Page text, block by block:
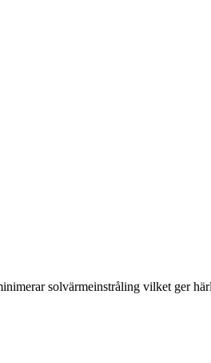
solvärmeinstråling vilket ger